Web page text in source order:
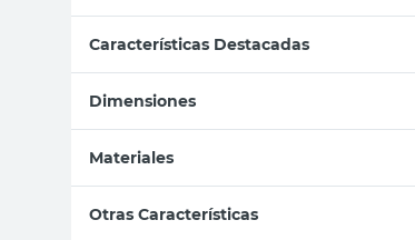
Características Destacadas
Dimensiones
Materiales
Otras Características